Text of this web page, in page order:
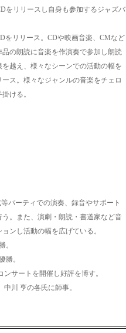
をリリースし自身も参加するジャズバ
をリリース。 CDや映画音楽、CMなど
の朗読に音楽を作演奏で参加し朗読
越え、様々なシーンでの活動の幅を
ス。 様々なジャンルの音楽をチェロ
ける。
パーティでの演奏、録音やサポート
。また、演劇・朗読・書道家など音
ンし活動の幅を広げている。
。
勝。
サートを開催し好評を博す。
川 亨の各氏に師事。